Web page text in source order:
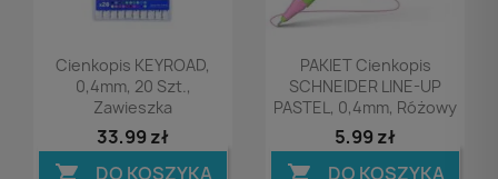
Podgląd
Cienkopis KEYROAD,
0,4mm, 20 Szt.,
Zawieszka
33,99 zł
DO KOSZYKA
Podgląd
PAKIET Cienkopis
SCHNEIDER LINE-UP
PASTEL, 0,4mm, Różowy
5,99 zł
DO KOSZYKA